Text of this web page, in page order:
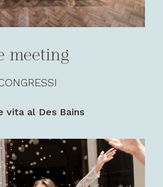
meeting
vita al Des Bains